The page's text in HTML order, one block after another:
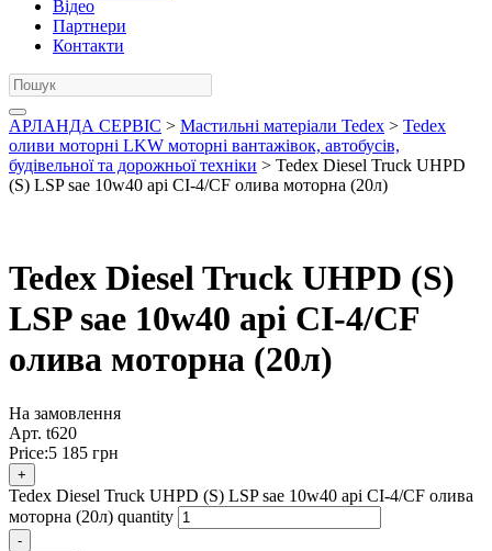
Відео
Партнери
Контакти
АРЛАНДА СЕРВІС > Мастильні матеріали Tedex > Tedex
оливи моторні LKW моторні вантажівок, автобусів,
будівельної та дорожньої техніки > Tedex Diesel Truck UHPD
(S) LSP sae 10w40 api CI-4/CF олива моторна (20л)
Tedex Diesel Truck UHPD (S)
LSP sae 10w40 api CI-4/CF
олива моторна (20л)
На замовлення
Арт. t620
Price:5 185 грн
+
Tedex Diesel Truck UHPD (S) LSP sae 10w40 api CI-4/CF олива
моторна (20л) quantity
-